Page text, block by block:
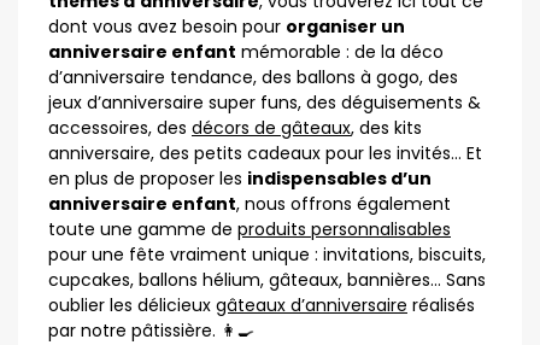
dont vous avez besoin pour organiser un
anniversaire enfant mémorable : de la déco
d’anniversaire tendance, des ballons à gogo, des
jeux d’anniversaire super funs, des déguisements &
accessoires, des décors de gâteaux, des kits
anniversaire, des petits cadeaux pour les invités… Et
en plus de proposer les indispensables d’un
anniversaire enfant, nous offrons également
toute une gamme de produits personnalisables
pour une fête vraiment unique : invitations, biscuits,
cupcakes, ballons hélium, gâteaux, bannières… Sans
oublier les délicieux gâteaux d’anniversaire réalisés
par notre pâtissière. 👩‍🍳